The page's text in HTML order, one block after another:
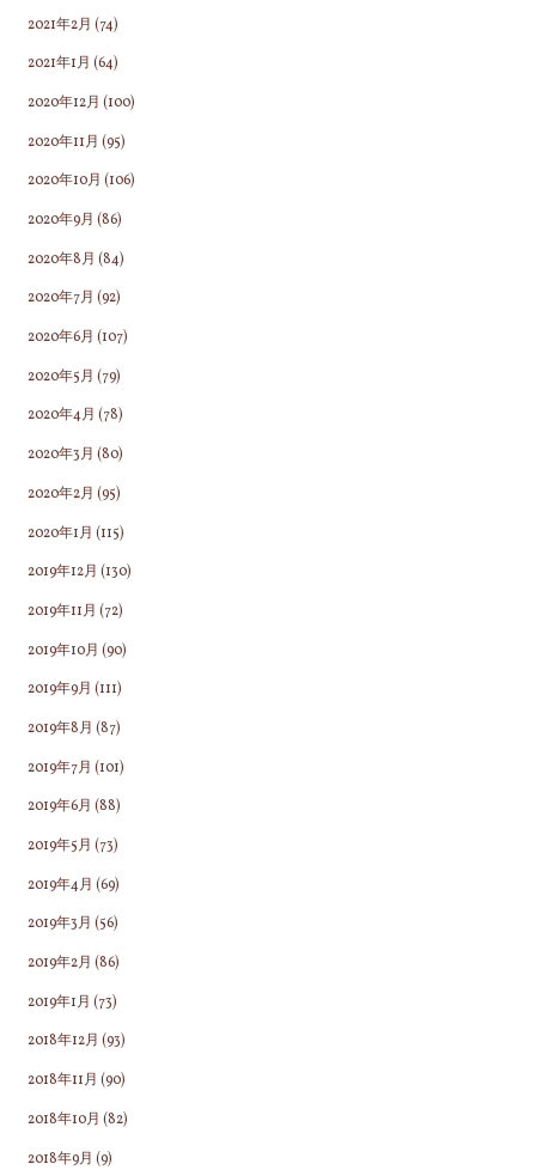
2021年2月 (74)
2021年1月 (64)
2020年12月 (100)
2020年11月 (95)
2020年10月 (106)
2020年9月 (86)
2020年8月 (84)
2020年7月 (92)
2020年6月 (107)
2020年5月 (79)
2020年4月 (78)
2020年3月 (80)
2020年2月 (95)
2020年1月 (115)
2019年12月 (130)
2019年11月 (72)
2019年10月 (90)
2019年9月 (111)
2019年8月 (87)
2019年7月 (101)
2019年6月 (88)
2019年5月 (73)
2019年4月 (69)
2019年3月 (56)
2019年2月 (86)
2019年1月 (73)
2018年12月 (93)
2018年11月 (90)
2018年10月 (82)
2018年9月 (9)